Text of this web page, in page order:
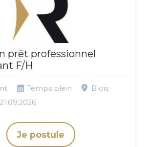
prêt professionnel
F/H
Temps plein
Blois
Je postule